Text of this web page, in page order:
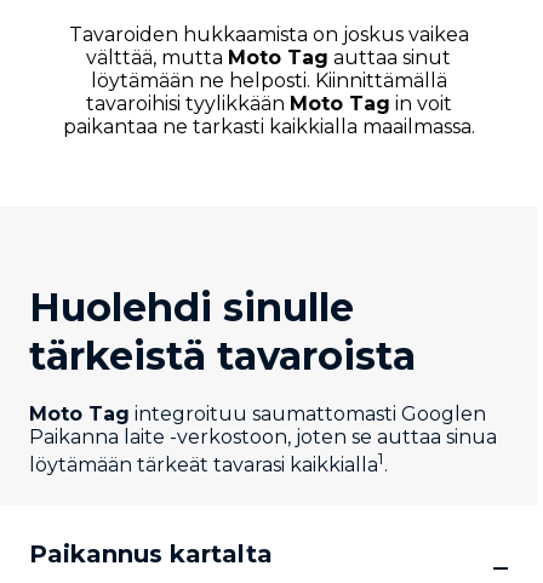
Tavaroiden hukkaamista on joskus vaikea
välttää, mutta Moto Tag auttaa sinut
löytämään ne helposti. Kiinnittämällä
tavaroihisi tyylikkään Moto Tag in voit
paikantaa ne tarkasti kaikkialla maailmassa.
Huolehdi sinulle
tärkeistä tavaroista
Moto Tag integroituu saumattomasti Googlen
Paikanna laite -verkostoon, joten se auttaa sinua
löytämään tärkeät tavarasi kaikkialla1.
Paikannus kartalta